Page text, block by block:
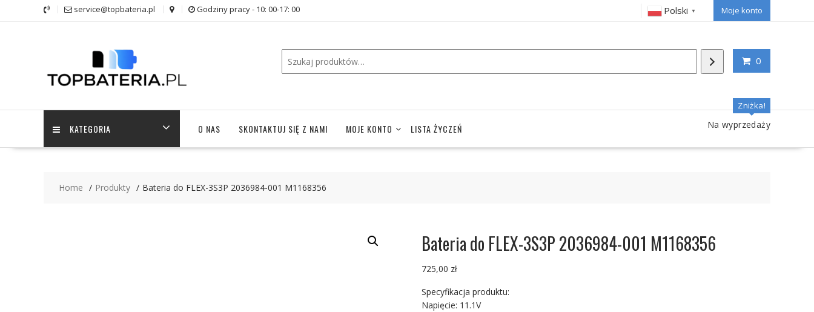
service@topbateria.pl Godziny pracy - 10: 00-17: 00 Polski ▼ Moje konto
0
KATEGORIA O NAS SKONTAKTUJ SIĘ Z NAMI MOJE KONTO LISTA ŻYCZEŃ
Zniżka!
Na wyprzedaży
Home Produkty Bateria do FLEX-3S3P 2036984-001 M1168356
Bateria do FLEX-3S3P 2036984-001 M1168356
725,00 zł
Specyfikacja produktu:
Napięcie: 11.1V